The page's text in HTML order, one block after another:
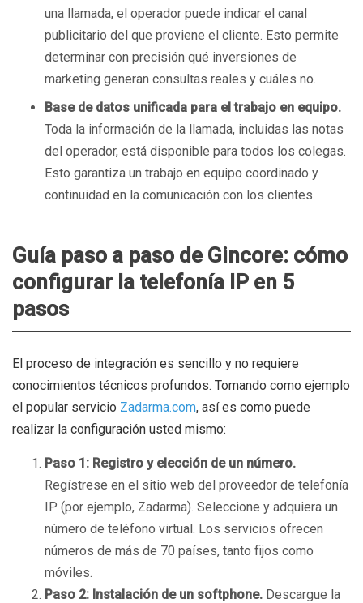
una llamada, el operador puede indicar el canal
publicitario del que proviene el cliente. Esto permite
determinar con precisión qué inversiones de
marketing generan consultas reales y cuáles no.
Base de datos unificada para el trabajo en equipo.
Toda la información de la llamada, incluidas las notas
del operador, está disponible para todos los colegas.
Esto garantiza un trabajo en equipo coordinado y
continuidad en la comunicación con los clientes.
Guía paso a paso de Gincore: cómo
configurar la telefonía IP en 5
pasos
El proceso de integración es sencillo y no requiere
conocimientos técnicos profundos. Tomando como ejemplo
el popular servicio Zadarma.com, así es como puede
realizar la configuración usted mismo:
Paso 1: Registro y elección de un número.
Regístrese en el sitio web del proveedor de telefonía
IP (por ejemplo, Zadarma). Seleccione y adquiera un
número de teléfono virtual. Los servicios ofrecen
números de más de 70 países, tanto fijos como
móviles.
Paso 2: Instalación de un softphone. Descargue la